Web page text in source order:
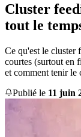
Cluster
tout le
Ce qu'est le cluster
courtes (surtout en
et comment tenir le
Publié le 11 juin